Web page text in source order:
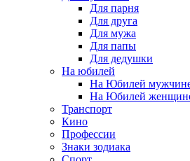
Для парня
Для друга
Для мужа
Для папы
Для дедушки
На юбилей
На Юбилей
На Юбилей
Транспорт
Кино
Профессии
Знаки зодиака